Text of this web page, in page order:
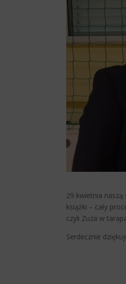
29 kwietnia naszą
książki – cały
czyli Zuza w
Serdecznie